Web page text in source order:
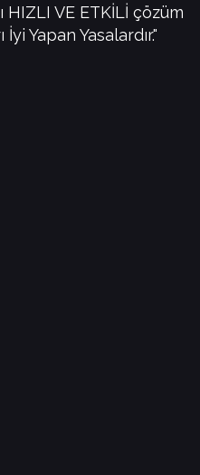
HIZLI VE ETKİLİ çözüm
Yapan Yasalardır."